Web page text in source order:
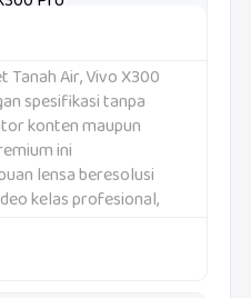
Tanah Air, Vivo X300
spesifikasi tanpa
konten maupun
ini
lensa beresolusi
kelas profesional,
atas. Khusus
perangkat ini